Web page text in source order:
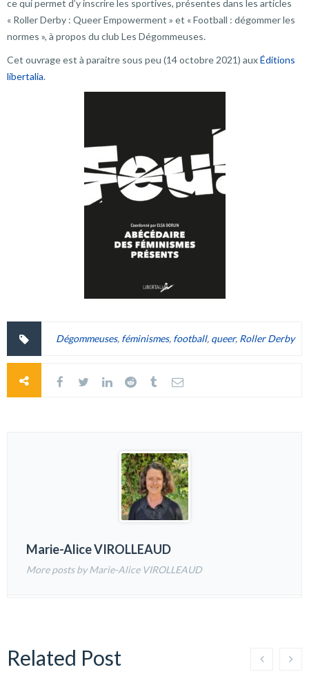
ce qui permet d’y inscrire les sportives, présentes dans les articles
« Roller Derby : Queer Empowerment » et « Football : dégommer les
normes », à propos du club Les Dégommeuses.
Cet ouvrage est à paraitre sous peu (14 octobre 2021) auxÉditions
libertalia.
Dégommeuses, féminismes, football, queer, Roller Derby
Marie-Alice VIROLLEAUD
More posts by Marie-Alice VIROLLEAUD
Related Post